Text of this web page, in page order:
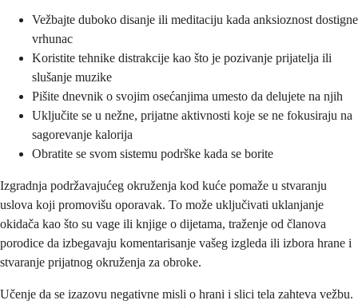
Vežbajte duboko disanje ili meditaciju kada anksioznost dostigne
vrhunac
Koristite tehnike distrakcije kao što je pozivanje prijatelja ili
slušanje muzike
Pišite dnevnik o svojim osećanjima umesto da delujete na njih
Uključite se u nežne, prijatne aktivnosti koje se ne fokusiraju na
sagorevanje kalorija
Obratite se svom sistemu podrške kada se borite
Izgradnja podržavajućeg okruženja kod kuće pomaže u stvaranju
uslova koji promovišu oporavak. To može uključivati uklanjanje
okidača kao što su vage ili knjige o dijetama, traženje od članova
porodice da izbegavaju komentarisanje vašeg izgleda ili izbora hrane i
stvaranje prijatnog okruženja za obroke.
Učenje da se izazovu negativne misli o hrani i slici tela zahteva vežbu.